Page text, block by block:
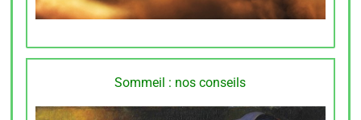
Sommeil : nos conseils